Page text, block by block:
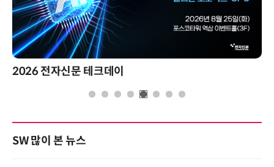
2026 전자신문 테크데이
SW 많이 본 뉴스